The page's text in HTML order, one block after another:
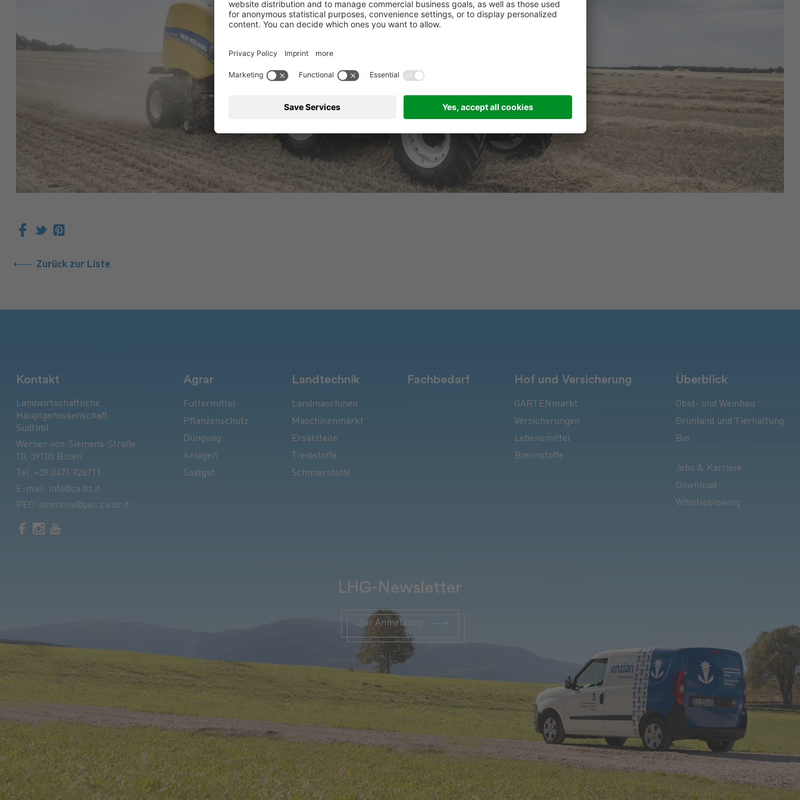
Zurück zur Liste
Kontakt
Landwirtschaftliche
Hauptgenossenschaft
Südtirol
Werner-von-Siemens-Straße
10, 39100 Bozen
Tel. +39 0471 926711
E-mail: info@ca.bz.it
PEC: direzione@pec.ca.bz.it
Agrar
Futtermittel
Pflanzenschutz
Düngung
Anlagen
Saatgut
Landtechnik
Landmaschinen
Maschinenmarkt
Ersatzteile
Treibstoffe
Schmierstoffe
Fachbedarf Hof und Versicherung
GARTENmarkt
Versicherungen
Lebensmittel
Brennstoffe
Überblick
Obst- und Weinbau
Grünland und Tierhaltung
Bio
Jobs & Karriere
Download
Whistleblowing
LHG-Newsletter
Zur Anmeldung